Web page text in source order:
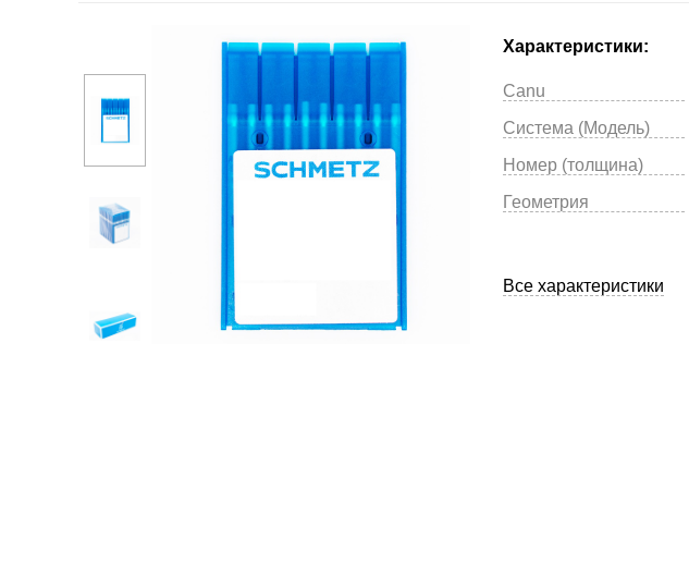
Характеристики:
Canu
Система (Модель)
Номер (толщина)
Геометрия
Все характеристики